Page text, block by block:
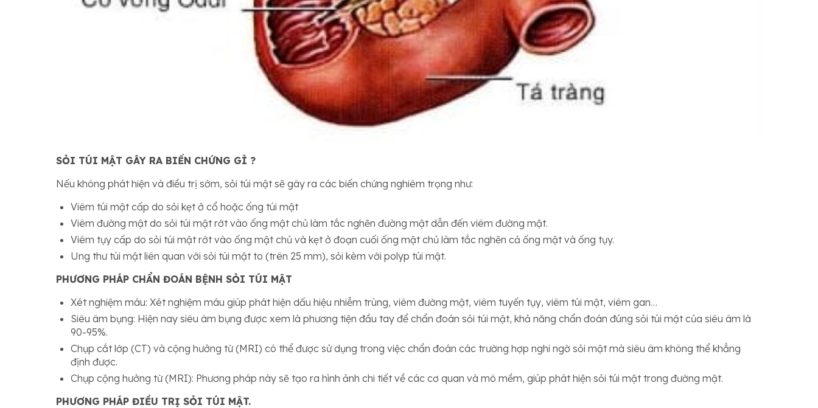
SỎI TÚI MẬT GÂY RA BIẾN CHỨNG GÌ ?
Nếu không phát hiện và điều trị sớm, sỏi túi mật sẽ gây ra các biến chứng nghiêm trọng như:
Viêm túi mật cấp do sỏi kẹt ở cổ hoặc ống túi mật
Viêm đường mật do sỏi túi mật rớt vào ống mật chủ làm tắc nghẽn đường mật dẫn đến viêm đường mật.
Viêm tụy cấp do sỏi túi mật rớt vào ống mật chủ và kẹt ở đoạn cuối ống mật chủ làm tắc nghẽn cả ống mật và ống tụy.
Ung thư túi mật liên quan với sỏi túi mật to (trên 25 mm), sỏi kèm với polyp túi mật.
PHƯƠNG PHÁP CHẨN ĐOÁN BỆNH SỎI TÚI MẬT
Xét nghiệm máu: Xét nghiệm máu giúp phát hiện dấu hiệu nhiễm trùng, viêm đường mật, viêm tuyến tụy, viêm túi mật, viêm gan…
Siêu âm bụng: Hiện nay siêu âm bụng được xem là phương tiện đầu tay để chẩn đoán sỏi túi mật, khả năng chẩn đoán đúng sỏi túi mật của siêu âm là
90-95%.
Chụp cắt lớp (CT) và cộng hưởng từ (MRI) có thể được sử dụng trong việc chẩn đoán các trường hợp nghi ngờ sỏi mật mà siêu âm không thể khẳng
định được.
Chụp cộng hưởng từ (MRI): Phương pháp này sẽ tạo ra hình ảnh chi tiết về các cơ quan và mô mềm, giúp phát hiện sỏi túi mật trong đường mật.
PHƯƠNG PHÁP ĐIỀU TRỊ SỎI TÚI MẬT.